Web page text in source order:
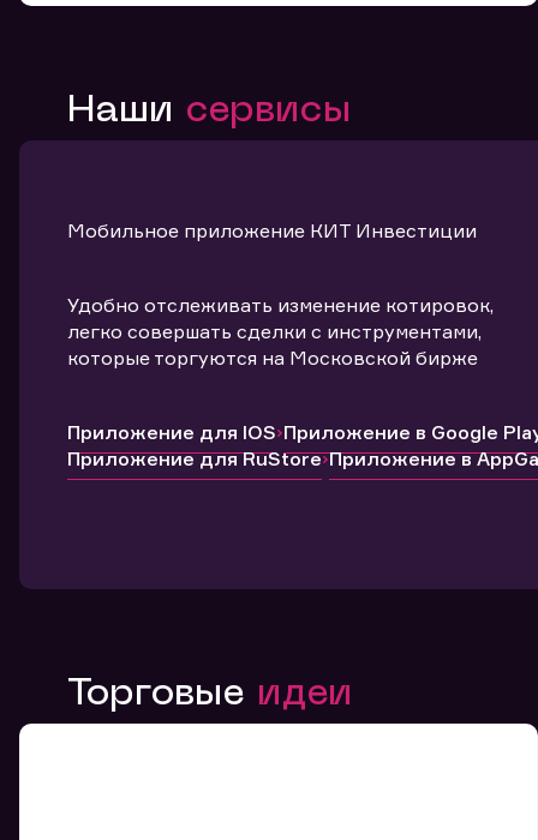
Наши сервисы
Мобильное приложение КИТ Инвестиции
Удобно отслеживать изменение котировок,
легко совершать сделки с инструментами,
которые торгуются на Московской бирже
Приложение для IOS Приложение в Google
Приложение для RuStore Приложение в
Торговые идеи